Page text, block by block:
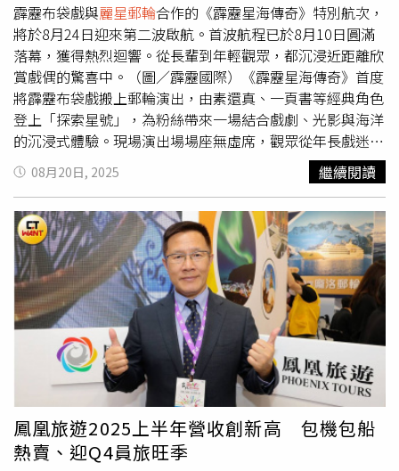
霹靂布袋戲與麗星郵輪合作的《霹靂星海傳奇》特別航次，
將於8月24日迎來第二波啟航。首波航程已於8月10日圓滿
落幕，獲得熱烈迴響。從長輩到年輕觀眾，都沉浸近距離欣
賞戲偶的驚喜中。（圖／霹靂國際）《霹靂星海傳奇》首度
將霹靂布袋戲搬上郵輪演出，由素還真、一頁書等經典角色
登上「探索星號」，為粉絲帶來一場結合戲劇、光影與海洋
的沉浸式體驗。現場演出場場座無虛席，觀眾從年長戲迷到
年輕世代，皆為近距離欣賞到戲偶工藝而興奮不已。此次合
作旨在推廣傳統文化與粉絲體驗，除了專場演出，船上還規
劃了多項活動，包括與角色合影、罕見的操偶體驗課及精緻
戲偶展示，由資深操偶師親自演繹。活動還邀請Coser與歌
手同台，打造多元豐富的航程。由於粉絲反應熱烈，主辦單
位決定加開第二波限定航程。霹靂布袋戲團隊表示，這次的
海上初體驗為品牌寫下全新里程碑，並期許未來能創造更多
瘋狂又有趣的合作可能性。
08月20日, 2025 繼續閱讀
鳳凰旅遊2025上半年營收創新高 包機包船
熱賣、迎Q4員旅旺季